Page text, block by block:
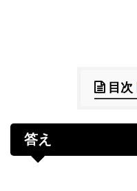
目次
答え